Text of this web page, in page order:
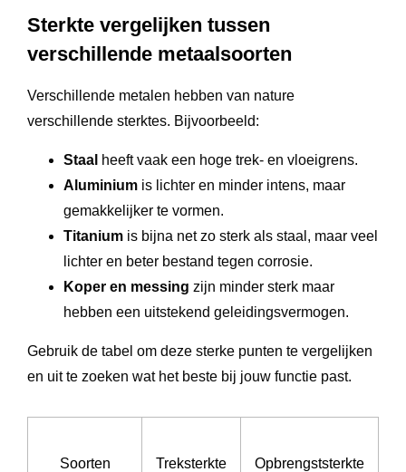
Sterkte vergelijken tussen
verschillende metaalsoorten
Verschillende metalen hebben van nature
verschillende sterktes. Bijvoorbeeld:
Staal heeft vaak een hoge trek- en vloeigrens.
Aluminium is lichter en minder intens, maar
gemakkelijker te vormen.
Titanium is bijna net zo sterk als staal, maar veel
lichter en beter bestand tegen corrosie.
Koper en messing zijn minder sterk maar
hebben een uitstekend geleidingsvermogen.
Gebruik de tabel om deze sterke punten te vergelijken
en uit te zoeken wat het beste bij jouw functie past.
Soorten
Treksterkte
Opbrengststerkte